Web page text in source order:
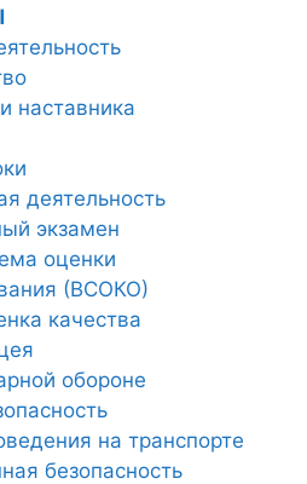
наставника
деятельность
экзамен
оценки
(ВСОКО)
качества
обороне
на транспорте
безопасность